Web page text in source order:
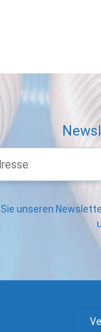
unseren